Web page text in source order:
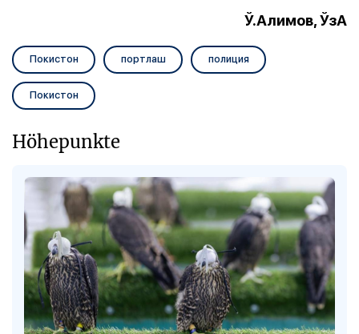
Ў.Алимов, ЎзА
Покистон портлаш полиция
Покистон
Höhepunkte